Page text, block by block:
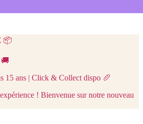
📦
🚚
15 ans | Click & Collect dispo 🥖
! Bienvenue sur notre nouveau